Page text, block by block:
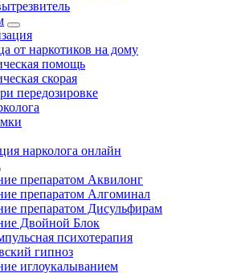
от наркотиков на дому
помощь
скорая
передозировке
нарколога онлайн
препаратом Аквилонг
препаратом Алгоминал
препаратом Дисульфирам
Двойной Блок
психотерапия
гипноз
иглоукалыванием